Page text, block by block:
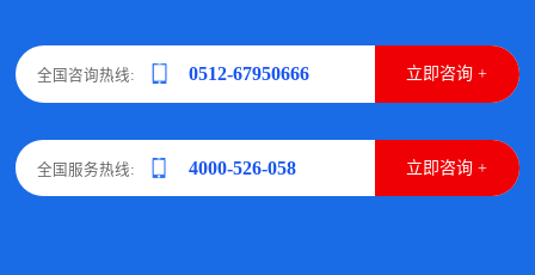
全国咨询热线: 0512-67950666 立即咨询 +
全国服务热线: 4000-526-058 立即咨询 +